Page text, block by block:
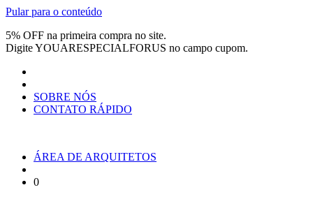
Pular para o conteúdo
5% OFF na primeira compra no site.
DigiteYOUARESPECIALFORUS no campo cupom.
SOBRE NÓS
CONTATO RÁPIDO
ÁREA DE ARQUITETOS
0